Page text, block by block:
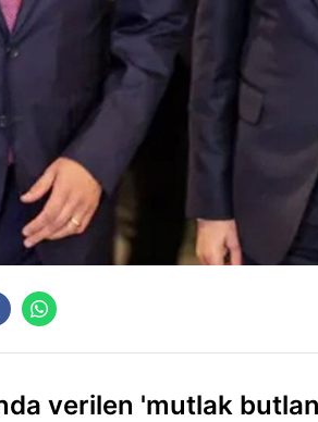
verilen 'mutlak